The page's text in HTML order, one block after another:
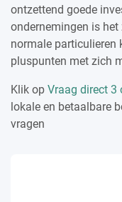
ontzettend goede
ondernemingen is
normale particulieren
pluspunten met zich
Klik op Vraag direct 3
lokale en betaalbare
vragen